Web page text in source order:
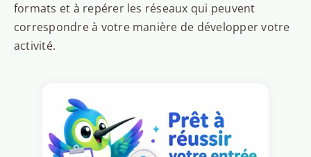
formats et à repérer les réseaux qui peuvent
correspondre à votre manière de développer votre
activité.